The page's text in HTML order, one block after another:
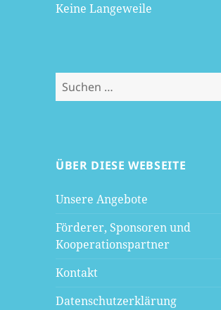
Keine Langeweile
Suchen
nach:
ÜBER DIESE WEBSEITE
Unsere Angebote
Förderer, Sponsoren und
Kooperationspartner
Kontakt
Datenschutzerklärung